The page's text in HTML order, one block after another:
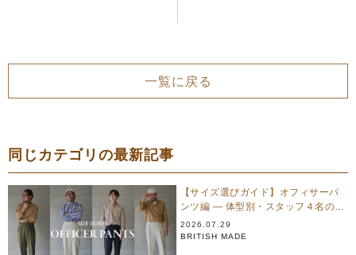
一覧に戻る
同じカテゴリの最新記事
【サイズ選びガイド】オフィサーパ
ンツ編 — 体型別・スタッフ４名のリ
アル試着
2026.07.29
BRITISH MADE